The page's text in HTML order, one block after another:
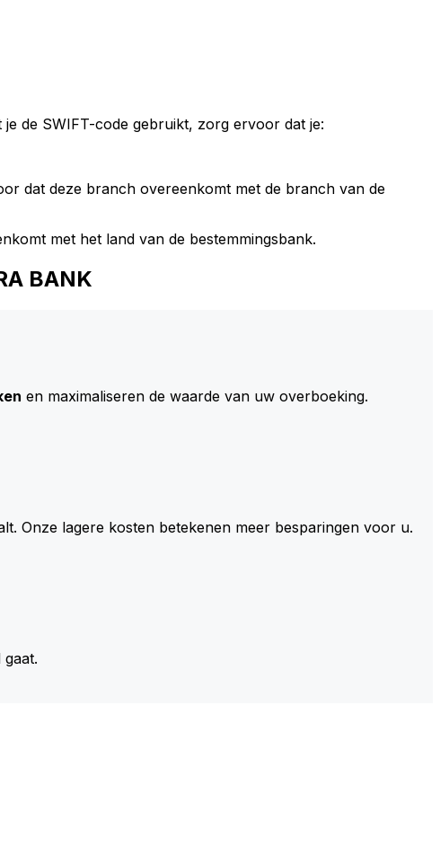
de SWIFT-code gebruikt, zorg ervoor dat je:
dat deze branch overeenkomt met de branch van de
met het land van de bestemmingsbank.
BANK
en maximaliseren de waarde van uw overboeking.
Onze lagere kosten betekenen meer besparingen voor u.